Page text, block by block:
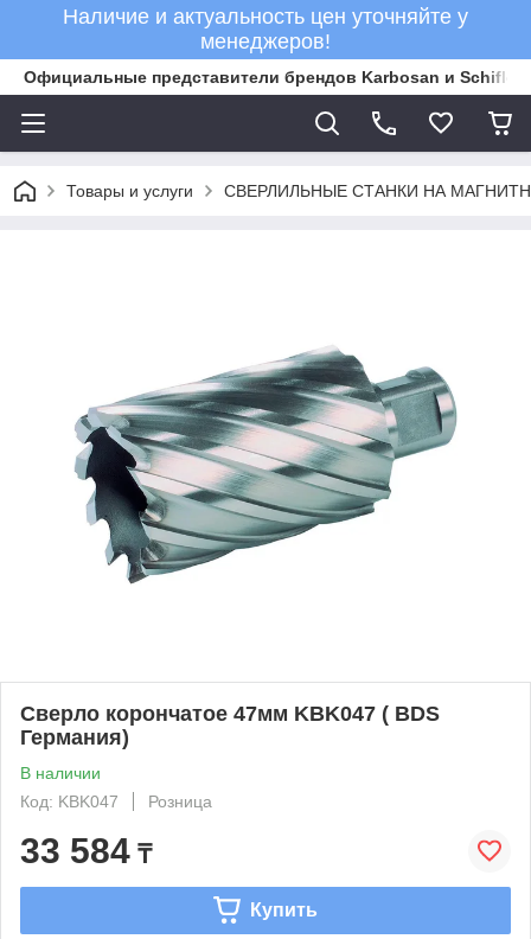
Наличие и актуальность цен уточняйте у
менеджеров!
Официальные представители брендов Karbosan и Schifler
Товары и услуги СВЕРЛИЛЬНЫЕ СТАНКИ НА
Сверло корончатое 47мм KBK047 ( BDS
Германия)
В наличии
Код: KBK047
Розница
33 584 ₸
Купить